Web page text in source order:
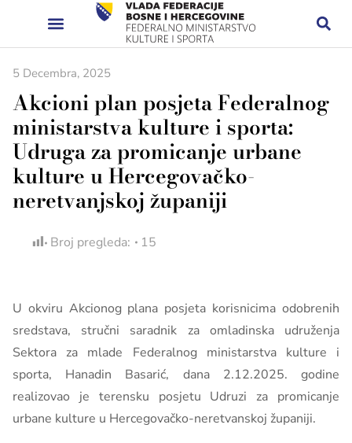
5 Decembra, 2025
Akcioni plan posjeta Federalnog
ministarstva kulture i sporta:
Udruga za promicanje urbane
kulture u Hercegovačko-
neretvanjskoj županiji
Broj pregleda: 15
U okviru Akcionog plana posjeta korisnicima odobrenih
sredstava, stručni saradnik za omladinska udruženja
Sektora za mlade Federalnog ministarstva kulture i
sporta, Hanadin Basarić, dana 2.12.2025. godine
realizovao je terensku posjetu Udruzi za promicanje
urbane kulture u Hercegovačko-neretvanskoj županiji.